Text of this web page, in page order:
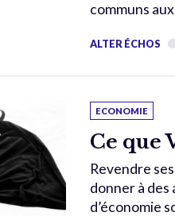
communs
ALTER ÉCHOS
ECONOMIE
Ce que
Revendre
donner à des
d’économie